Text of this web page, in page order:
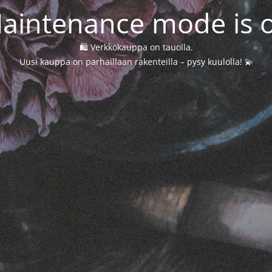
mode is
🛍️ Verkkokauppa on tauolla.
Uusi kauppa on parhaillaan rakenteilla – pysy kuulolla! 💫